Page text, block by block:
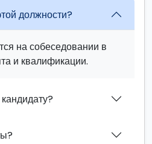
должности?
на собеседовании в
и квалификации.